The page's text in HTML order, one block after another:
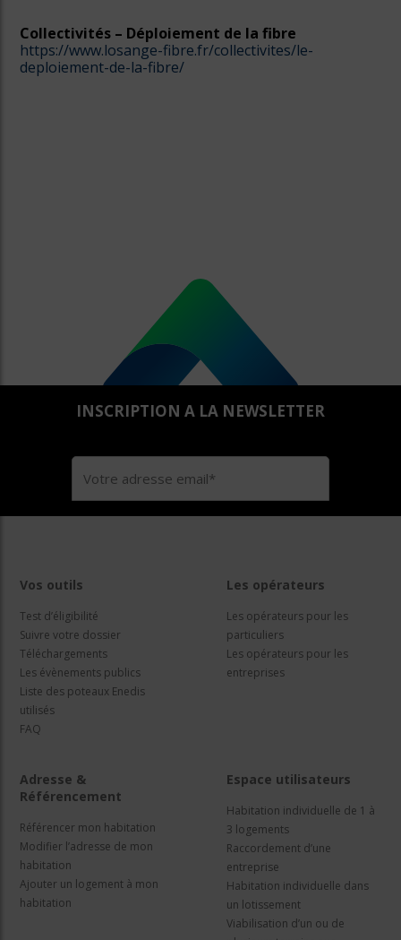
Collectivités – Déploiement de la fibre
https://www.losange-fibre.fr/collectivites/le-
deploiement-de-la-fibre/
INSCRIPTION A LA NEWSLETTER
Vos outils
Test d’éligibilité
Suivre votre dossier
Téléchargements
Les évènements publics
Liste des poteaux Enedis
utilisés
FAQ
Les opérateurs
Les opérateurs pour les
particuliers
Les opérateurs pour les
entreprises
Adresse &
Référencement
Référencer mon habitation
Modifier l’adresse de mon
habitation
Ajouter un logement à mon
habitation
Espace utilisateurs
Habitation individuelle de 1 à
3 logements
Raccordement d’une
entreprise
Habitation individuelle dans
un lotissement
Viabilisation d’un ou de